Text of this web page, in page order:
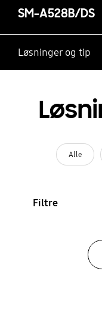
SM-A528B/DS
Løsninger og tip
Alle
Filtre